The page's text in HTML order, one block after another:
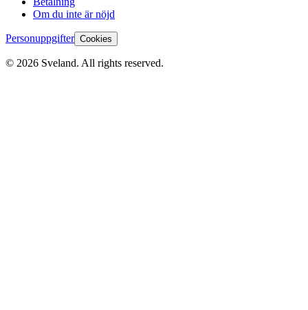
Om du inte är nöjd
Personuppgifter Cookies
© 2026 Sveland. All rights reserved.